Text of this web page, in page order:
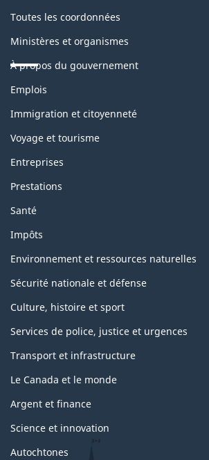
Toutes les coordonnées
Ministères et organismes
À propos du gouvernement
Thèmes
sujets
Emplois
Immigration et citoyenneté
Voyage et tourisme
Entreprises
Prestations
Santé
Impôts
Environnement et ressources naturelles
Sécurité nationale et défense
Culture, histoire et sport
Services de police, justice et urgences
Transport et infrastructure
Le Canada et le monde
Argent et finance
Science et innovation
Autochtones